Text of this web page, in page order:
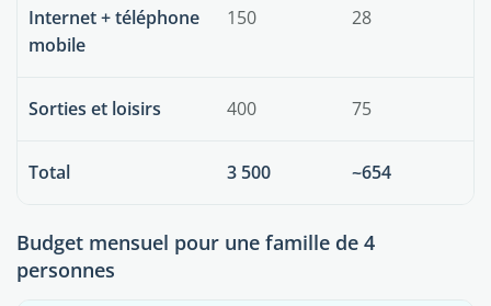
Internet + téléphone
mobile
150 28
Sorties et loisirs 400 75
Total 3 500 ~654
Budget mensuel pour une famille de 4
personnes